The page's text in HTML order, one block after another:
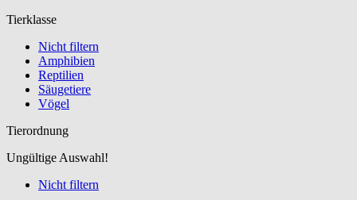
Tierklasse
Nicht filtern
Amphibien
Reptilien
Säugetiere
Vögel
Tierordnung
Ungültige Auswahl!
Nicht filtern